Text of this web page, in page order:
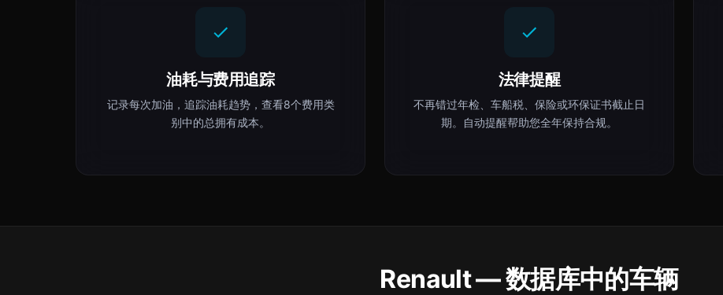
油耗与费用追踪
记录每次加油，追踪油耗趋势，查看8个费用类
别中的总拥有成本。
法律提醒
不再错过年检、车船税、保险或环保证书截止日
期。自动提醒帮助您全年保持合规。
Renault — 数据库中的车辆